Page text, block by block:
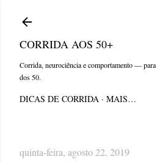
CORRIDA AOS 50+
Corrida, neurociência e comportamento —
dos 50.
DICAS DE CORRIDA MAIS…
quinta-feira, agosto 22, 2019